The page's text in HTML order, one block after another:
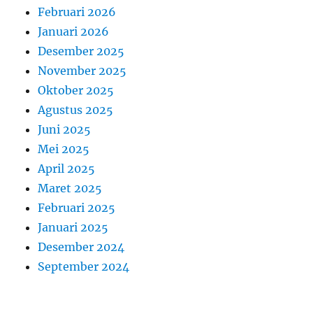
Februari 2026
Januari 2026
Desember 2025
November 2025
Oktober 2025
Agustus 2025
Juni 2025
Mei 2025
April 2025
Maret 2025
Februari 2025
Januari 2025
Desember 2024
September 2024